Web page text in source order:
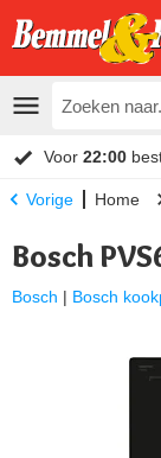
Voor 22:00
Vorige Home
Bosch
Bosch | Bosch